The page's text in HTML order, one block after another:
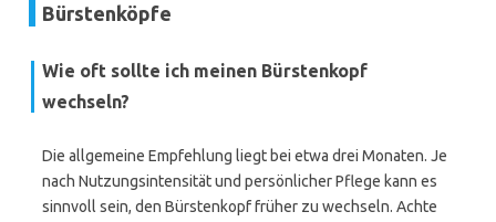
Bürstenköpfe
Wie oft sollte ich meinen Bürstenkopf
wechseln?
Die allgemeine Empfehlung liegt bei etwa drei Monaten. Je
nach Nutzungsintensität und persönlicher Pflege kann es
sinnvoll sein, den Bürstenkopf früher zu wechseln. Achte